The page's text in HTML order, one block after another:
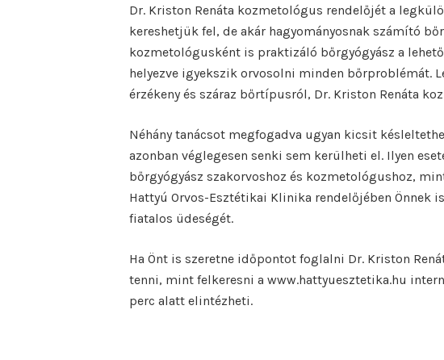
Dr. Kriston Renáta kozmetológus rendelőjét a
kereshetjük fel, de akár hagyományosnak számító
kozmetológusként is praktizáló bőrgyógyász a
helyezve igyekszik orvosolni minden bőrproblémát.
érzékeny és száraz bőrtípusról, Dr. Kriston Renáta
Néhány tanácsot megfogadva ugyan kicsit
azonban véglegesen senki sem kerülheti el. Ilyen
bőrgyógyász szakorvoshoz és kozmetológushoz,
Hattyú Orvos-Esztétikai Klinika rendelőjében Önnek
fiatalos üdeségét.
Ha Önt is szeretne időpontot foglalni Dr. Kriston
tenni, mint felkeresni a www.hattyuesztetika.hu
perc alatt elintézheti.